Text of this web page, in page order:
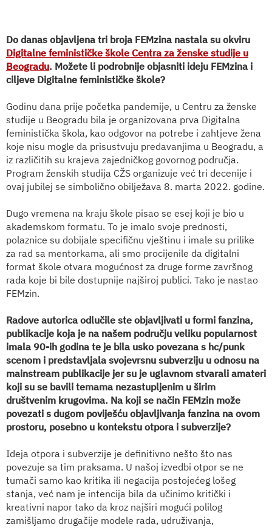
Do danas objavljena tri broja FEMzina nastala su okviru
Digitalne feminističke škole Centra za ženske studije u
Beogradu. Možete li podrobnije objasniti ideju FEMzina i
ciljeve Digitalne feminističke škole?
Godinu dana prije početka pandemije, u Centru za ženske
studije u Beogradu bila je organizovana prva Digitalna
feministička škola, kao odgovor na potrebe i zahtjeve žena
koje nisu mogle da prisustvuju predavanjima u Beogradu, a
iz različitih su krajeva zajedničkog govornog područja.
Program ženskih studija CŽS organizuje već tri decenije i
ovaj jubilej se simbolično obilježava 8. marta 2022. godine.
Dugo vremena na kraju škole pisao se esej koji je bio u
akademskom formatu. To je imalo svoje prednosti,
polaznice su dobijale specifičnu vještinu i imale su prilike
za rad sa mentorkama, ali smo procijenile da digitalni
format škole otvara mogućnost za druge forme završnog
rada koje bi bile dostupnije najširoj publici. Tako je nastao
FEMzin.
Radove autorica odlučile ste objavljivati u formi fanzina,
publikacije koja je na našem području veliku popularnost
imala 90-ih godina te je bila usko povezana s hc/punk
scenom i predstavljala svojevrsnu subverziju u odnosu na
mainstream publikacije jer su je uglavnom stvarali amateri
koji su se bavili temama nezastupljenim u širim
društvenim krugovima. Na koji se način FEMzin može
povezati s dugom poviješću objavljivanja fanzina na ovom
prostoru, posebno u kontekstu otpora i subverzije?
Ideja otpora i subverzije je definitivno nešto što nas
povezuje sa tim praksama. U našoj izvedbi otpor se ne
tumači samo kao kritika ili negacija postojećeg lošeg
stanja, već nam je intencija bila da učinimo kritički i
kreativni napor tako da kroz najširi mogući polilog
zamišljamo drugačije modele rada, udruživanja,